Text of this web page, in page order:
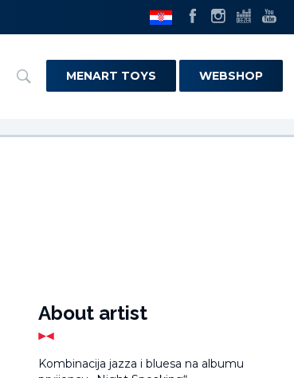
MENART TOYS WEBSHOP
About artist
Kombinacija jazza i bluesa na albumu